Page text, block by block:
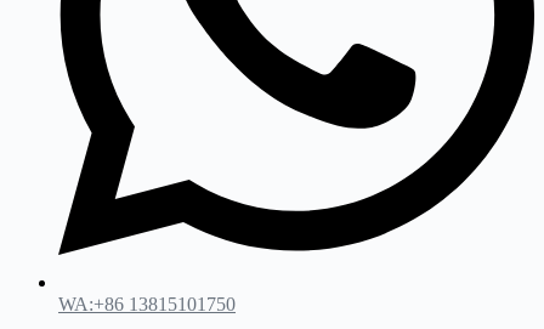
WA:+86 13815101750